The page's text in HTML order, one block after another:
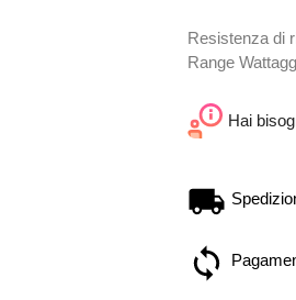
Resistenza di
Range
Hai